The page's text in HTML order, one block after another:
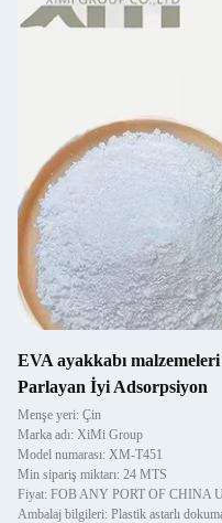
EVA ayakkabı
Parlayan İyi Adsorpsiyon
Menşe yeri: Çin
Marka adı: XiMi Group
Model numarası: XM-T451
Min sipariş miktarı: 24 MTS
Fiyat: FOB ANY PORT OF CHINA
Ambalaj bilgileri: Plastik astarlı